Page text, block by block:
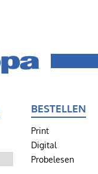
BESTELLEN
Print
Digital
Probelesen